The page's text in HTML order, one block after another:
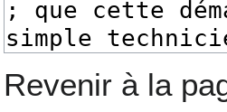
Revenir à la